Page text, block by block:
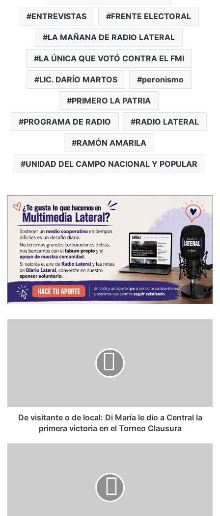
ENTREVISTAS FRENTE ELECTORAL
LA MAÑANA DE RADIO LATERAL
LA ÚNICA QUE VOTÓ CONTRA EL FMI
LIC. DARÍO MARTOS peronismo
PRIMERO LA PATRIA
PROGRAMA DE RADIO RADIO LATERAL
RAMÓN AMARILA
UNIDAD DEL CAMPO NACIONAL Y POPULAR
De visitante o de local: Di María le dio a Central la
primera victoria en el Torneo Clausura